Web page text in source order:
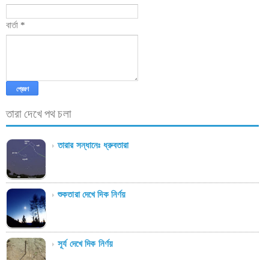
বার্তা *
তারা দেখে পথ চলা
তারার সন্ধানেঃ ধ্রুবতারা
শুকতারা দেখে দিক নির্ণয়
সূর্য দেখে দিক নির্ণয়